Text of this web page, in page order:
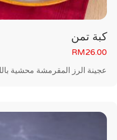
كبة تمن
RM26.00
عجينة الرز المقرمشة محشية